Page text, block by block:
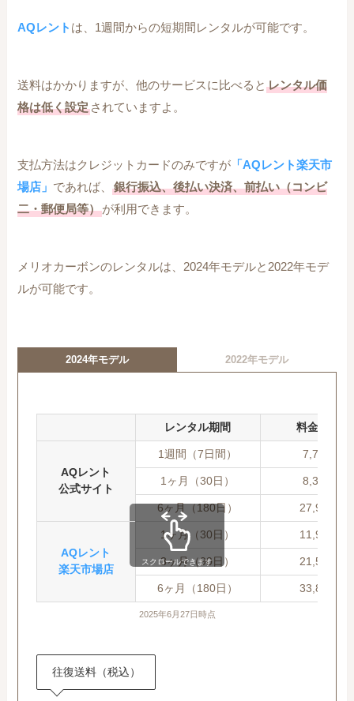
AQレント は、1週間からの短期間レンタルが可能です。
送料はかかりますが、他のサービスに比べるとレンタル価
格は低く設定 されていますよ。
支払方法はクレジットカードのみですが 「AQレント楽天市
場店」 であれば、銀行振込、後払い決済、前払い（コンビ
二・郵便局等）が利用できます。
メリオカーボンのレンタルは、2024年モデルと2022年モデ
ルが可能です。
2024年モデル 2022年モデル
レンタル期間 料金(税込)
AQレント
公式サイト
1週間（7日間） 7,780円
1ヶ月（30日） 8,360円
6ヶ月（180日） 27,990円
AQレント
楽天市場店
1ヶ月（30日） 11,920円
3ヶ月（90日） 21,590円
6ヶ月（180日） 33,870円
2025年6月27日時点
スクロールできます
往復送料（税込）